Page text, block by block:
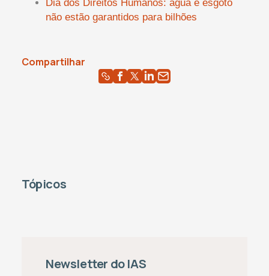
Dia dos Direitos Humanos: água e esgoto
não estão garantidos para bilhões
Compartilhar
Tópicos
Newsletter do IAS